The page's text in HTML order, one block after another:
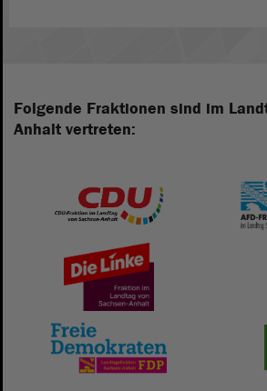
Folgende Fraktionen sind im
Anhalt vertreten: